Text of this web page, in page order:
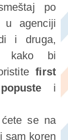
po
u agenciji
i druga,
kako bi
first
i
se na
sam koren